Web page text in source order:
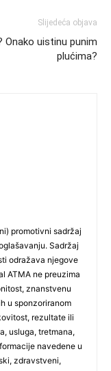
Slijedeća objava
Onako uistinu punim
plućima?
promotivni sadržaj
Sadržaj
odražava njegove
ATMA ne preuzima
znanstvenu
u sponzoriranom
rezultate ili
usluga, tretmana,
navedene u
zdravstveni,